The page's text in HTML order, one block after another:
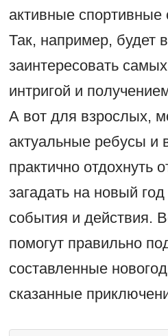
активные спортивные
Так, например, будет
заинтересовать
интригой и
А вот для взрослых,
актуальные ребусы и
практично отдохнуть
загадать на новый
события и действия.
помогут правильно
составленные
сказанные